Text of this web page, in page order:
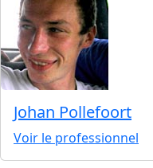
Johan Pollefoort
Voir le professionnel